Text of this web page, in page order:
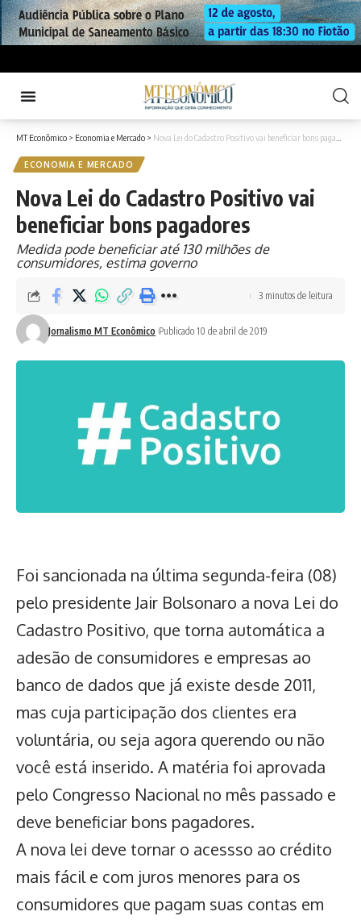
MT Econômico > Economia e Mercado > Nova Lei do Cadastro Positivo vai beneficiar bons pagadores
ECONOMIA E MERCADO
Nova Lei do Cadastro Positivo vai
beneficiar bons pagadores
Medida pode beneficiar até 130 milhões de
consumidores, estima governo
Jornalismo MT Econômico Publicado 10 de abril de 2019
3 minutos de leitura
Foi sancionada na última segunda-feira (08)
pelo presidente Jair Bolsonaro a nova Lei do
Cadastro Positivo, que torna automática a
adesão de consumidores e empresas ao
banco de dados que já existe desde 2011,
mas cuja participação dos clientes era
voluntária, ou seja agora querendo ou não
você está inserido. A matéria foi aprovada
pelo Congresso Nacional no mês passado e
deve beneficiar bons pagadores.
A nova lei deve tornar o acessso ao crédito
mais fácil e com juros menores para os
consumidores que pagam suas contas em